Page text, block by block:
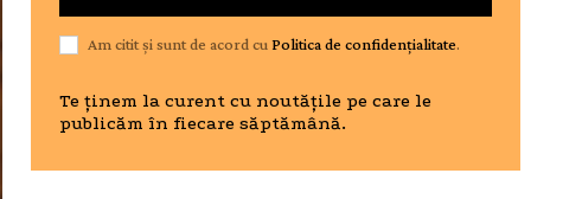
Am citit și sunt de acord cuPolitica de confidențialitate.
Te ținem la curent cu noutățile pe care le
publicăm în fiecare săptămână.